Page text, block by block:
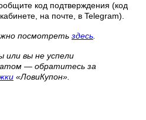
код подтверждения (код
на почте, в Telegram).
посмотреть здесь
или вы не успели
— обратитесь за
«ЛовиКупон».